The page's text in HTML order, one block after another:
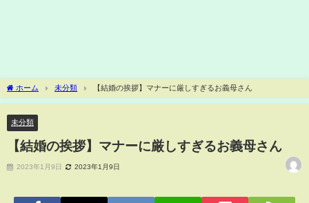
ホーム 未分類 【結婚の挨拶】マナーに厳しすぎるお義母さん
未分類
【結婚の挨拶】マナーに厳しすぎるお義母さん
2023年1月9日 2023年1月9日